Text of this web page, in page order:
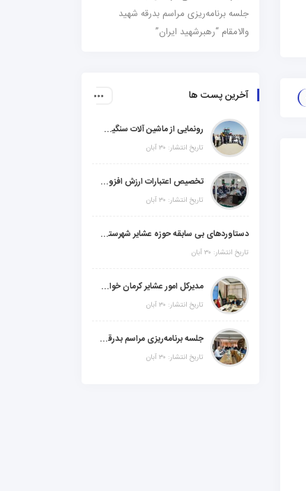
جلسه برنامه‌ریزی مراسم بدرقه شهید
والامقام “رهبرشهید ایران”
آخرین پست ها
رونمایی از ماشین آلات سنگین راهسازی در شهرستانهای ریگان و گنبکی
تاریخ انتشار: ۳۰ آبان
تخصیص اعتبارات ارزش افزوده، استانی و ملی جهت اجرای پروژه‌های عمرانی در شهرستان گنبکی
تاریخ انتشار: ۳۰ آبان
دستاوردهای بی سابقه حوزه عشایر شهرستانهای ابر استان کرمان
تاریخ انتشار: ۳۰ آبان
مدیرکل امور عشایر کرمان خواستار افزایش اعتبارات خشکسالی در سال جدید شد
تاریخ انتشار: ۳۰ آبان
جلسه برنامه‌ریزی مراسم بدرقه شهید والامقام "رهبرشهید ایران"
تاریخ انتشار: ۳۰ آبان